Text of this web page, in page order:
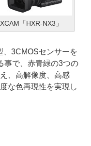
「HXR-NX3」
3CMOSセンサーを
事で、赤青緑の3つの
、高解像度、高感
な色再現性を実現し